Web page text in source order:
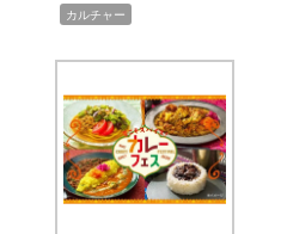
カルチャー